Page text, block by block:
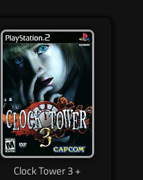
Clock Tower 3 +